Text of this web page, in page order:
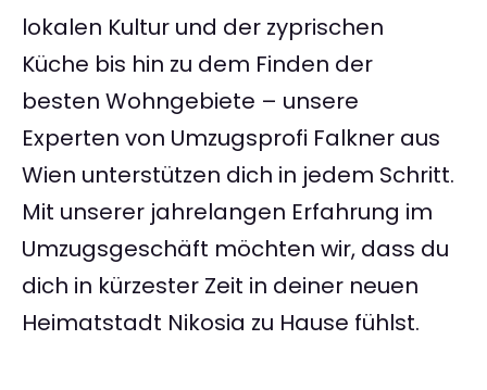
lokalen Kultur und der zyprischen
Küche bis hin zu dem Finden der
besten Wohngebiete – unsere
Experten von Umzugsprofi Falkner aus
Wien unterstützen dich in jedem Schritt.
Mit unserer jahrelangen Erfahrung im
Umzugsgeschäft möchten wir, dass du
dich in kürzester Zeit in deiner neuen
Heimatstadt Nikosia zu Hause fühlst.